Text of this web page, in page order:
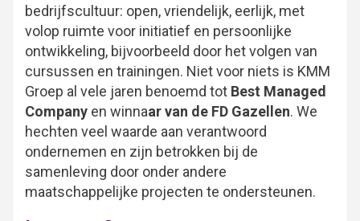
bedrijfscultuur: open, vriendelijk, eerlijk, met
volop ruimte voor initiatief en persoonlijke
ontwikkeling, bijvoorbeeld door het volgen van
cursussen en trainingen. Niet voor niets is KMM
Groep al vele jaren benoemd tot Best Managed
Company en winnaar van de FD Gazellen. We
hechten veel waarde aan verantwoord
ondernemen en zijn betrokken bij de
samenleving door onder andere
maatschappelijke projecten te ondersteunen.